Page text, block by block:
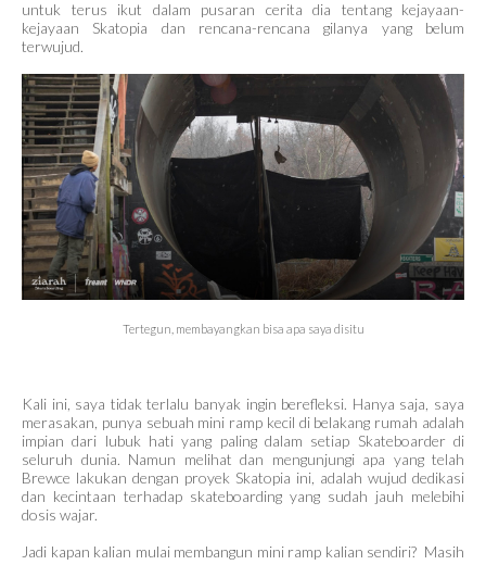
untuk terus ikut dalam pusaran cerita dia tentang kejayaan-
kejayaan Skatopia dan rencana-rencana gilanya yang belum
terwujud.
Tertegun, membayangkan bisa apa saya disitu
Kali ini, saya tidak terlalu banyak ingin berefleksi. Hanya saja, saya
merasakan, punya sebuah mini ramp kecil di belakang rumah adalah
impian dari lubuk hati yang paling dalam setiap Skateboarder di
seluruh dunia. Namun melihat dan mengunjungi apa yang telah
Brewce lakukan dengan proyek Skatopia ini, adalah wujud dedikasi
dan kecintaan terhadap skateboarding yang sudah jauh melebihi
dosis wajar.
Jadi kapan kalian mulai membangun mini ramp kalian sendiri? Masih